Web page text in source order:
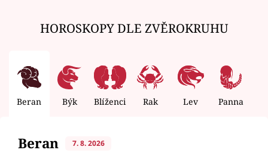
HOROSKOPY DLE ZVĚROKRUHU
Beran Býk Blíženci Rak Lev Panna
Beran 7. 8. 2026